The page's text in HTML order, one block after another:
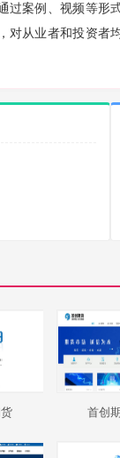
过案例、视频等形
对从业者和投资者
首创